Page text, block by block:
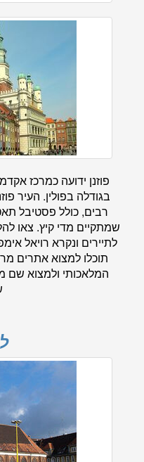
פוזנן ידועה כמרכז
בגודלה בפולין. העיר
שמתקיים מדי קיץ. צאו
תוכלו למצוא אתרים
המלאכותי ולמצוא שם